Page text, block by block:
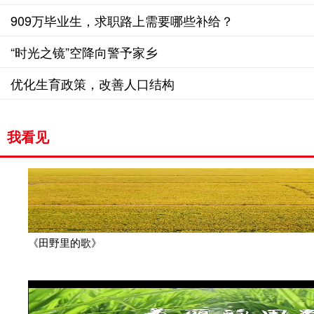
909万毕业生，求职路上需要哪些补给？
“时光之镜”空降向警予家乡
优化生育政策，改善人口结构
我看见
《田野里的歌》